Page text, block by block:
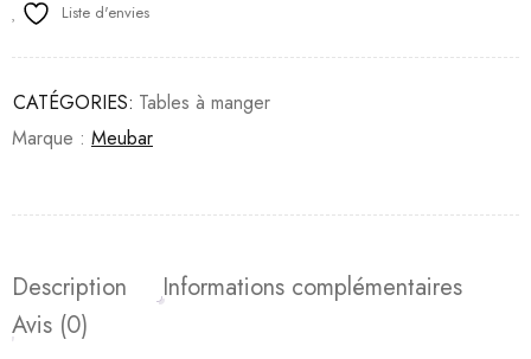
Liste d'envies
CATÉGORIES: Tables à manger
Marque : Meubar
Description
Informations complémentaires
Avis (0)